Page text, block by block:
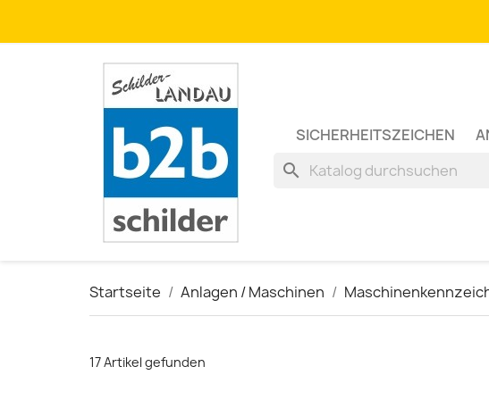
SICHERHEITSZEICHEN
search
Startseite Anlagen / Maschinen
17 Artikel gefunden